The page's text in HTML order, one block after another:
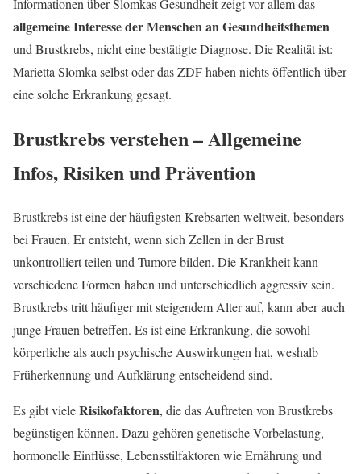
Informationen über Slomkas Gesundheit zeigt vor allem das
allgemeine Interesse der Menschen an Gesundheitsthemen
und Brustkrebs, nicht eine bestätigte Diagnose. Die Realität ist:
Marietta Slomka selbst oder das ZDF haben nichts öffentlich über
eine solche Erkrankung gesagt.
Brustkrebs verstehen – Allgemeine
Infos, Risiken und Prävention
Brustkrebs ist eine der häufigsten Krebsarten weltweit, besonders
bei Frauen. Er entsteht, wenn sich Zellen in der Brust
unkontrolliert teilen und Tumore bilden. Die Krankheit kann
verschiedene Formen haben und unterschiedlich aggressiv sein.
Brustkrebs tritt häufiger mit steigendem Alter auf, kann aber auch
junge Frauen betreffen. Es ist eine Erkrankung, die sowohl
körperliche als auch psychische Auswirkungen hat, weshalb
Früherkennung und Aufklärung entscheidend sind.
Es gibt vieleRisikofaktoren, die das Auftreten von Brustkrebs
begünstigen können. Dazu gehören genetische Vorbelastung,
hormonelle Einflüsse, Lebensstilfaktoren wie Ernährung und